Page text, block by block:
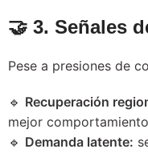
🤝 3. Señales
Pese a presiones de
🔹 Recuperación
mejor
🔹 Demanda latente: